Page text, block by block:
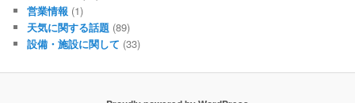
営業情報 (1)
天気に関する話題 (89)
設備・施設に関して (33)